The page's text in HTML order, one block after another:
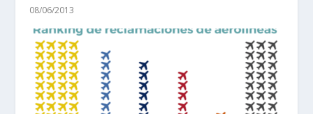
08/06/2013